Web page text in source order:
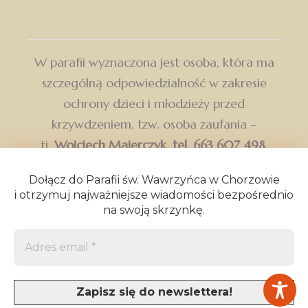
Dołącz do Parafii św. Wawrzyńca w Chorzowie
i otrzymuj najważniejsze wiadomości bezpośrednio
na swoją skrzynkę.